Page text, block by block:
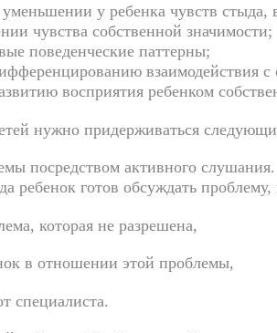
уменьшении у ребенка чувств стыда,
чувства собственной значимости;
поведенческие паттерны;
ю взаимодействия
восприятия ребенком
нужно придерживаться
посредством активного
ребенок готов обсуждать
которая не разрешена,
в отношении этой проблемы,
специалиста.